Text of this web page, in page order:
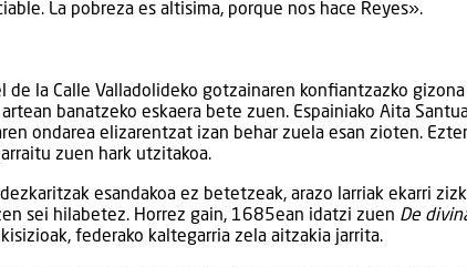
La pobreza es altisima, porque nos hace Reyes».
de la Calle Valladolideko gotzainaren konfiantzazko
banatzeko eskaera bete zuen. Espainiako Aita
ondarea elizarentzat izan behar zuela esan zioten.
zuen hark utzitakoa.
esandakoa ez betetzeak, arazo larriak ekarri
sei hilabetez. Horrez gain, 1685ean idatzi zuen De
federako kaltegarria zela aitzakia jarrita.